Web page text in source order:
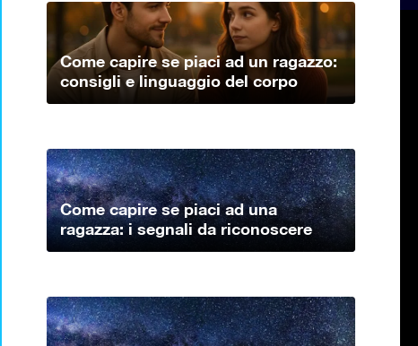
Come capire se piaci ad un ragazzo:
consigli e linguaggio del corpo
Come capire se piaci ad una
ragazza: i segnali da riconoscere